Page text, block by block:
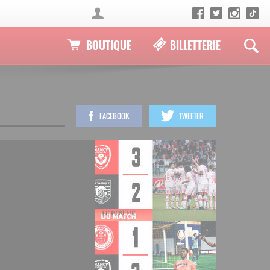
BOUTIQUE BILLETTERIE
FACEBOOK TWEETER